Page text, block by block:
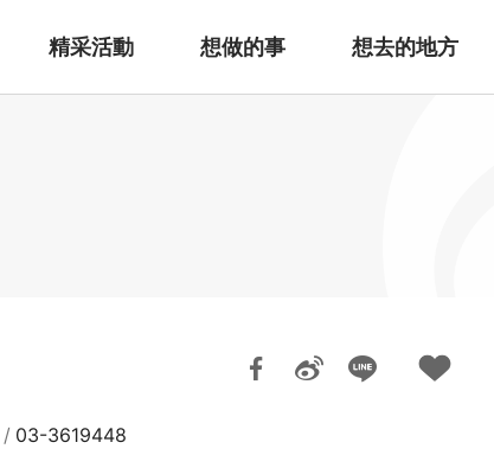
精采活動 想做的事 想去的地方
03-3619448